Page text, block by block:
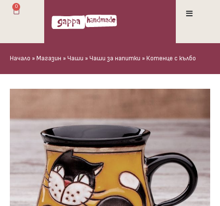
0
Начало » Магазин » Чаши » Чаши за напитки » Котенце с кълбо